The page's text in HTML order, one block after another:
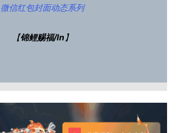
微信红包封面动态系列
【锦鲤赐福/ln 】